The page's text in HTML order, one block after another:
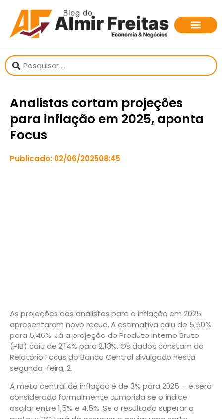
Analistas cortam projeções
para inflação em 2025, aponta
Focus
Publicado: 02/06/202508:45
As projeções dos analistas para a inflação em 2025
apresentaram novo recuo. A estimativa caiu de 5,50%
para 5,46%. Já a projeção do Produto Interno Bruto
(PIB) caiu de 2,14% para 2,13%. Os dados constam do
Relatório Focus do Banco Central divulgado nesta
segunda-feira, 2.
A meta central de inflação é de 3% para 2025 – e será
considerada formalmente cumprida se o índice
oscilar entre 1,5% e 4,5%. Se o resultado superar a